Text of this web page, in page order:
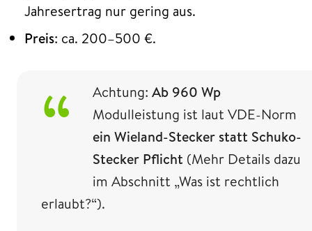
Jahresertrag nur gering aus.
Preis: ca. 200–500 €.
Achtung: Ab 960 Wp
Modulleistung ist laut VDE-Norm
ein Wieland-Stecker statt Schuko-
Stecker Pflicht (Mehr Details dazu
im Abschnitt „Was ist rechtlich
erlaubt?“).